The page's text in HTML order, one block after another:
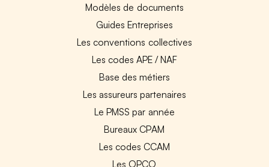
Modèles de documents
Guides Entreprises
Les conventions collectives
Les codes APE / NAF
Base des métiers
Les assureurs partenaires
Le PMSS par année
Bureaux CPAM
Les codes CCAM
Les OPCO